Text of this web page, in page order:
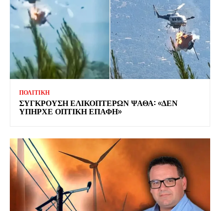
ΠΟΛΙΤΙΚΗ
ΣΥΓΚΡΟΥΣΗ ΕΛΙΚΟΠΤΕΡΩΝ ΨΑΘΑ: «ΔΕΝ
ΥΠΗΡΧΕ ΟΠΤΙΚΗ ΕΠΑΦΗ»